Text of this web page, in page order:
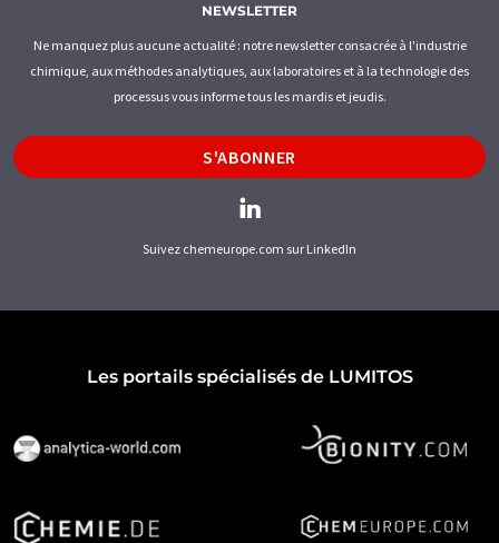
NEWSLETTER
Ne manquez plus aucune actualité : notre newsletter consacrée à l'industrie
chimique, aux méthodes analytiques, aux laboratoires et à la technologie des
processus vous informe tous les mardis et jeudis.
S'ABONNER
Suivez chemeurope.com sur LinkedIn
Les portails spécialisés de LUMITOS